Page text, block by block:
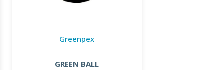
Greenpex
GREEN BALL